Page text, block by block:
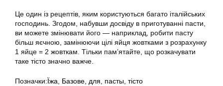
Це один із рецептів, яким користуються багато італійських
господинь. Згодом, набувши досвіду в приготуванні пасти,
ви можете змінювати його — наприклад, робити пасту
більш яєчною, замінюючи цілі яйця жовтками з розрахунку
1 яйце = 2 жовткам. Тільки пам’ятайте, що розкачувати
таке тісто значно важче.
Позначки:Їжа, Базове, для, пасты, тісто